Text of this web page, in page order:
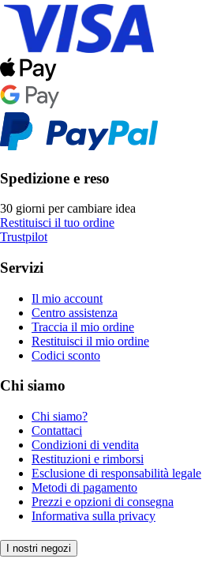
Spedizione e reso
30 giorni per cambiare idea
Restituisci il tuo ordine
Trustpilot
Servizi
Il mio account
Centro assistenza
Traccia il mio ordine
Restituisci il mio ordine
Codici sconto
Chi siamo
Chi siamo?
Contattaci
Condizioni di vendita
Restituzioni e rimborsi
Esclusione di responsabilità legale
Metodi di pagamento
Prezzi e opzioni di consegna
Informativa sulla privacy
I nostri negozi